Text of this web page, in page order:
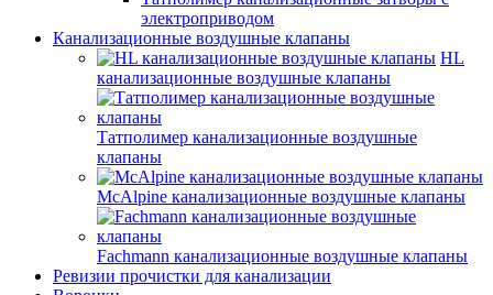
электроприводом
Канализационные воздушные клапаны
HL
канализационные воздушные клапаны
Татполимер канализационные воздушные
клапаны
McAlpine канализационные воздушные клапаны
Fachmann канализационные воздушные клапаны
Ревизии прочистки для канализации